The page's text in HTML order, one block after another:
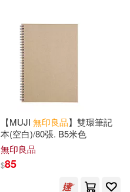
【MUJI 無印良品】雙環筆記
本(空白)/80張. B5米色
無印良品
$85